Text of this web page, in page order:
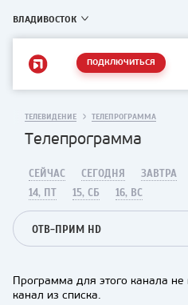
ВЛАДИВОСТОК
ПОДКЛЮЧИТЬСЯ
ТЕЛЕВИДЕНИЕ ТЕЛЕПРОГРАММА
Телепрограмма
СЕЙЧАС СЕГОДНЯ ЗАВТРА
14, ПТ
15, СБ 16, ВС
ОТВ-ПРИМ HD
Программа для этого канала
канал из списка.